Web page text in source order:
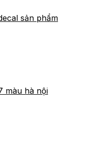
sản phẩm
màu hà nội